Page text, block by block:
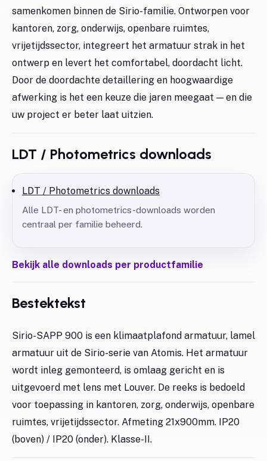
samenkomen binnen de Sirio-familie. Ontworpen voor
kantoren, zorg, onderwijs, openbare ruimtes,
vrijetijdssector, integreert het armatuur strak in het
ontwerp en levert het comfortabel, doordacht licht.
Door de doordachte detaillering en hoogwaardige
afwerking is het een keuze die jaren meegaat — en die
uw project er beter laat uitzien.
LDT / Photometrics downloads
LDT / Photometrics downloads
Alle LDT- en photometrics-downloads worden
centraal per familie beheerd.
Bekijk alle downloads per productfamilie
Bestektekst
Sirio-SAPP 900 is een klimaatplafond armatuur, lamel
armatuur uit de Sirio-serie van Atomis. Het armatuur
wordt inleg gemonteerd, is omlaag gericht en is
uitgevoerd met lens met Louver. De reeks is bedoeld
voor toepassing in kantoren, zorg, onderwijs, openbare
ruimtes, vrijetijdssector. Afmeting 21x900mm. IP20
(boven) / IP20 (onder). Klasse-II.